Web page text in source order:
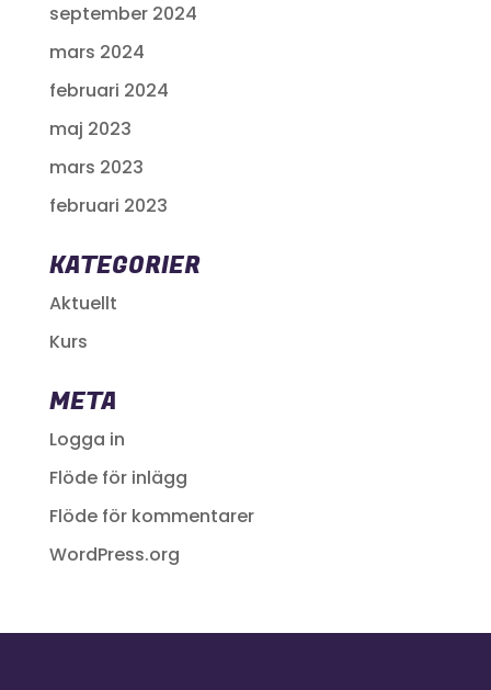
september 2024
mars 2024
februari 2024
maj 2023
mars 2023
februari 2023
KATEGORIER
Aktuellt
Kurs
META
Logga in
Flöde för inlägg
Flöde för kommentarer
WordPress.org